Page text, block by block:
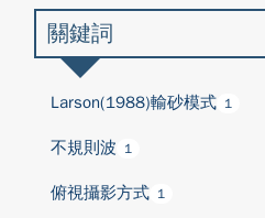
關鍵詞
Larson(1988)輸砂模式 1
不規則波 1
俯視攝影方式 1